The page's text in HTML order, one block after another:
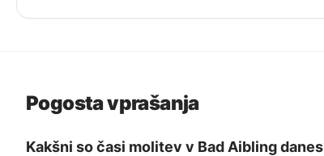
Pogosta vprašanja
Kakšni so časi molitev v Bad Aibling